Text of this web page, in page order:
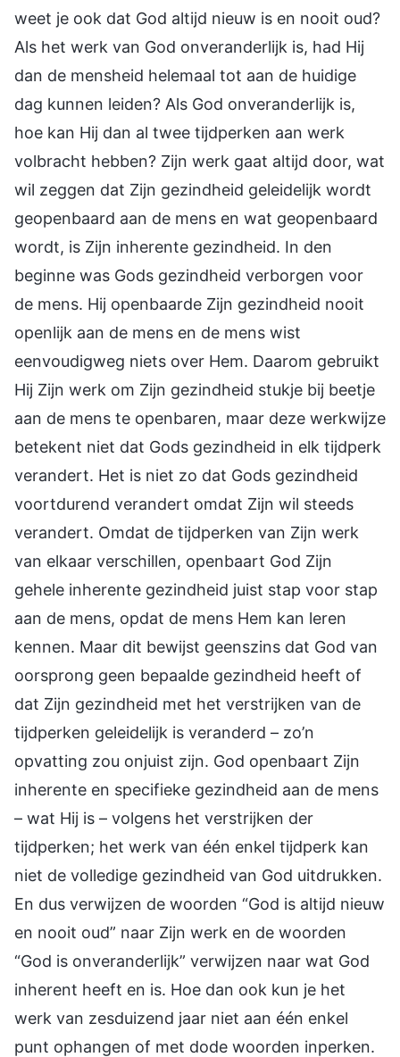
weet je ook dat God altijd nieuw is en nooit oud?
Als het werk van God onveranderlijk is, had Hij
dan de mensheid helemaal tot aan de huidige
dag kunnen leiden? Als God onveranderlijk is,
hoe kan Hij dan al twee tijdperken aan werk
volbracht hebben? Zijn werk gaat altijd door, wat
wil zeggen dat Zijn gezindheid geleidelijk wordt
geopenbaard aan de mens en wat geopenbaard
wordt, is Zijn inherente gezindheid. In den
beginne was Gods gezindheid verborgen voor
de mens. Hij openbaarde Zijn gezindheid nooit
openlijk aan de mens en de mens wist
eenvoudigweg niets over Hem. Daarom gebruikt
Hij Zijn werk om Zijn gezindheid stukje bij beetje
aan de mens te openbaren, maar deze werkwijze
betekent niet dat Gods gezindheid in elk tijdperk
verandert. Het is niet zo dat Gods gezindheid
voortdurend verandert omdat Zijn wil steeds
verandert. Omdat de tijdperken van Zijn werk
van elkaar verschillen, openbaart God Zijn
gehele inherente gezindheid juist stap voor stap
aan de mens, opdat de mens Hem kan leren
kennen. Maar dit bewijst geenszins dat God van
oorsprong geen bepaalde gezindheid heeft of
dat Zijn gezindheid met het verstrijken van de
tijdperken geleidelijk is veranderd – zo’n
opvatting zou onjuist zijn. God openbaart Zijn
inherente en specifieke gezindheid aan de mens
– wat Hij is – volgens het verstrijken der
tijdperken; het werk van één enkel tijdperk kan
niet de volledige gezindheid van God uitdrukken.
En dus verwijzen de woorden “God is altijd nieuw
en nooit oud” naar Zijn werk en de woorden
“God is onveranderlijk” verwijzen naar wat God
inherent heeft en is. Hoe dan ook kun je het
werk van zesduizend jaar niet aan één enkel
punt ophangen of met dode woorden inperken.